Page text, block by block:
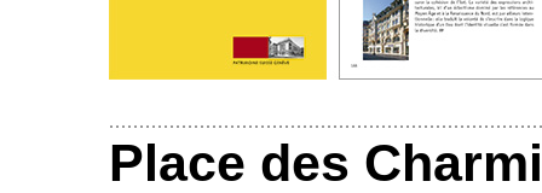
Place des